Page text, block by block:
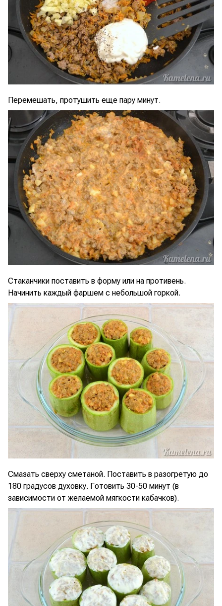
Перемешать, протушить еще пару минут.
Стаканчики поставить в форму или на противень.
Начинить каждый фаршем с небольшой горкой.
Смазать сверху сметаной. Поставить в разогретую до
180 градусов духовку. Готовить 30-50 минут (в
зависимости от желаемой мягкости кабачков).